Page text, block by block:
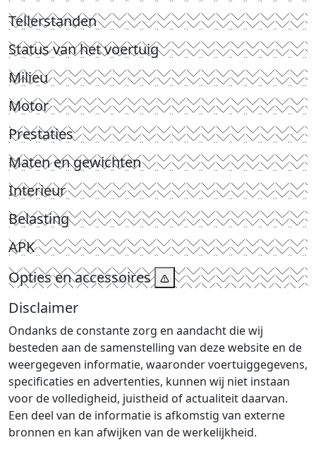
Tellerstanden
Status van het voertuig
Milieu
Motor
Prestaties
Maten en gewichten
Interieur
Belasting
APK
Opties en accessoires
Disclaimer
Ondanks de constante zorg en aandacht die wij
besteden aan de samenstelling van deze website en de
weergegeven informatie, waaronder voertuiggegevens,
specificaties en advertenties, kunnen wij niet instaan
voor de volledigheid, juistheid of actualiteit daarvan.
Een deel van de informatie is afkomstig van externe
bronnen en kan afwijken van de werkelijkheid.